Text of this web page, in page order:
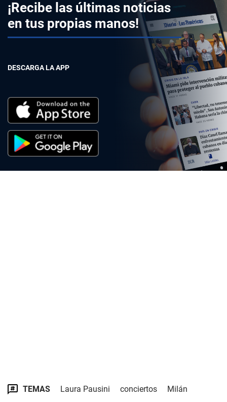
¡Recibe las últimas noticias
en tus propias manos!
DESCARGA LA APP
TEMAS Laura Pausini conciertos Milán